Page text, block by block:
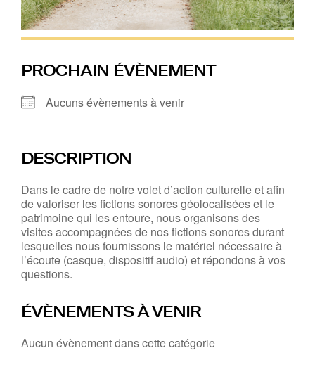
PROCHAIN ÉVÈNEMENT
Aucuns évènements à venir
DESCRIPTION
Dans le cadre de notre volet d’action culturelle et afin
de valoriser les fictions sonores géolocalisées et le
patrimoine qui les entoure, nous organisons des
visites accompagnées de nos fictions sonores durant
lesquelles nous fournissons le matériel nécessaire à
l’écoute (casque, dispositif audio) et répondons à vos
questions.
ÉVÈNEMENTS À VENIR
Aucun évènement dans cette catégorie